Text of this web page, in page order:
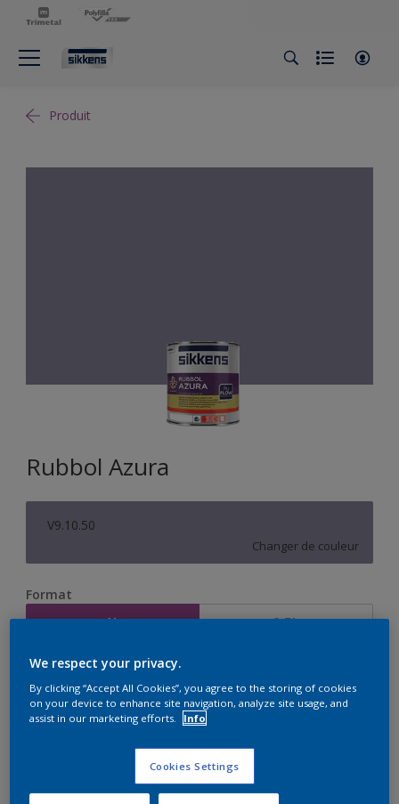
Produit
Rubbol Azura
V9.10.50
Changer de couleur
Format
1L 2,5L
Quantité Calculateur de peinture
Calculer
We respect your privacy.
By clicking “Accept All Cookies”, you agree to the storing of cookies
on your device to enhance site navigation, analyze site usage, and
assist in our marketing efforts.
Info
Cookies Settings